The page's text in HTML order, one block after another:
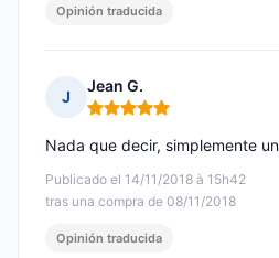
Opinión traducida
J
Jean G.
Nota: 5 de 5
Publicado el 14/11/2018 à 15h42
tras una compra de 08/11/2018
Nada que decir, simplemente
Opinión traducida